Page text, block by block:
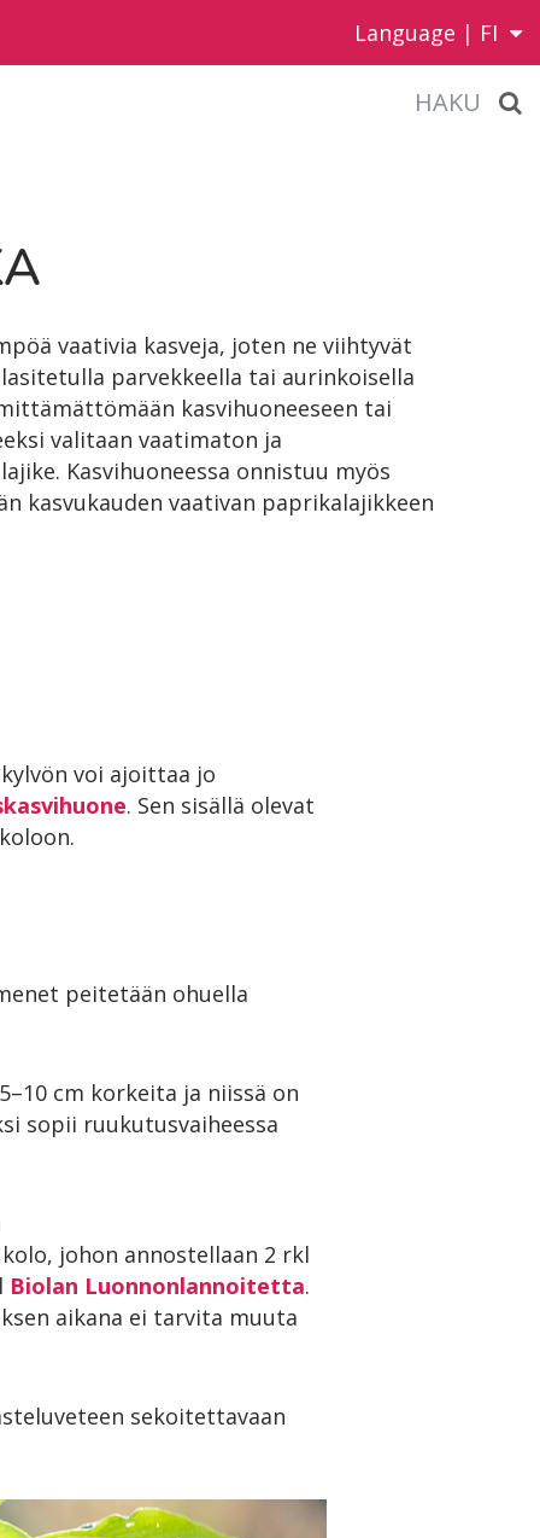
Language | FI
HAKU
vaativia kasveja, joten ne viihtyvät
lasitetulla parvekkeella tai aurinkoisella
kasvihuoneeseen tai
valitaan vaatimaton ja
Kasvihuoneessa onnistuu myös
kasvukauden vaativan paprikalajikkeen
voi ajoittaa jo
. Sen sisällä olevat
peitetään ohuella
cm korkeita ja niissä on
sopii ruukutusvaiheessa
johon annostellaan 2 rkl
Biolan Luonnonlannoitetta.
aikana ei tarvita muuta
sekoitettavaan